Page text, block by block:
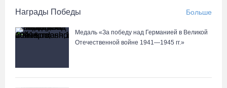
Награды Победы Больше
Медаль «За победу над Германией в Великой
Отечественной войне 1941—1945 гг.»